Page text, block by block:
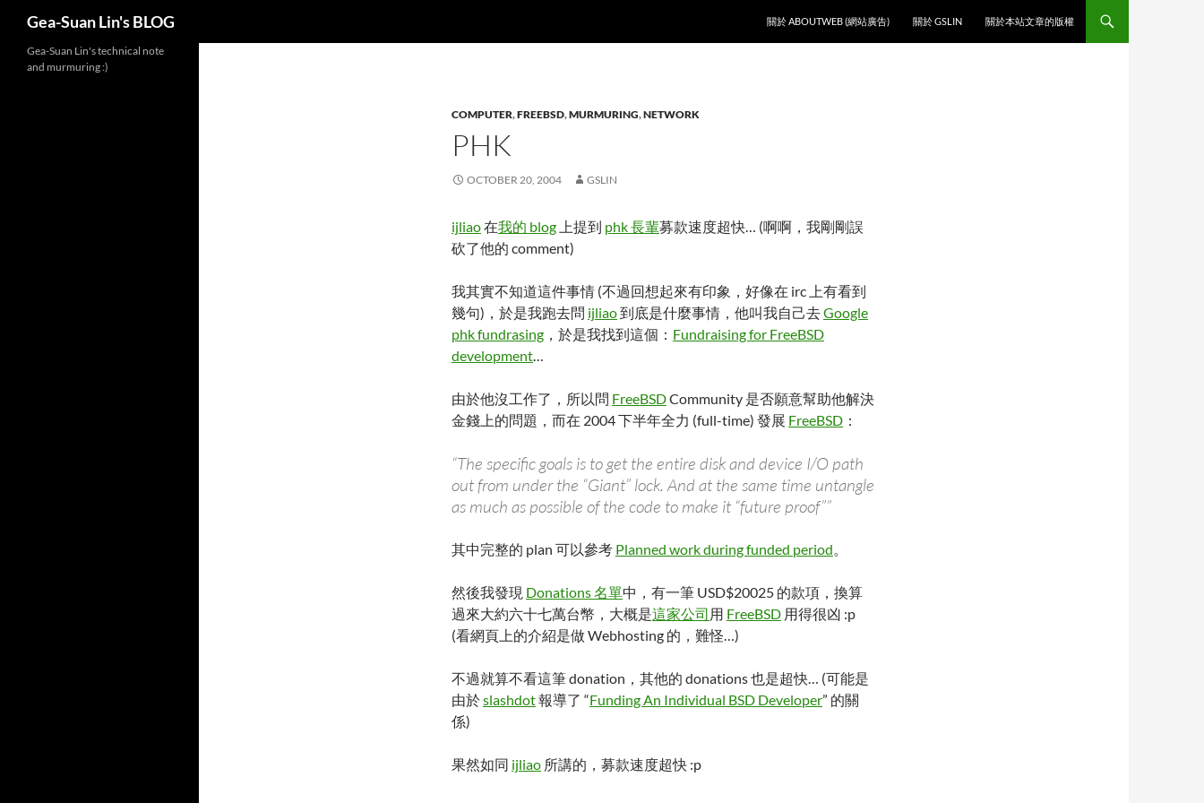
Gea-Suan Lin's BLOG
關於 ABOUTWEB (網站廣告)
關於 GSLIN 關於本站文章的版權
COMPUTER,FREEBSD,MURMURING,NETWORK
PHK
OCTOBER 20, 2004 GSLIN
ijliao在我的 blog 上提到 phk 長輩募款速度超快… (啊啊，我剛剛誤
砍了他的 comment)
我其實不知道這件事情 (不過回想起來有印象，好像在 irc 上有看到
幾句)，於是我跑去問 ijliao到底是什麼事情，他叫我自己去Google
phk fundrasing ，於是我找到這個： Fundraising for FreeBSD
development…
由於他沒工作了，所以問 FreeBSDCommunity 是否願意幫助他解決
金錢上的問題，而在 2004 下半年全力 (full-time) 發展 FreeBSD ：
“The specific goals is to get the entire disk and device I/O path
out from under the “Giant” lock. And at the same time untangle
as much as possible of the code to make it “future proof””
其中完整的 plan 可以參考 Planned work during funded period。
然後我發現 Donations 名單中，有一筆 USD$20025 的款項，換算
過來大約六十七萬台幣，大概是這家公司 用 FreeBSD 用得很凶 :p
(看網頁上的介紹是做 Webhosting 的，難怪…)
不過就算不看這筆 donation，其他的 donations 也是超快… (可能是
由於slashdot報導了 “Funding An Individual BSD Developer” 的關
係)
果然如同 ijliao 所講的，募款速度超快 :p
Gea-Suan Lin's technical note
and murmuring :)